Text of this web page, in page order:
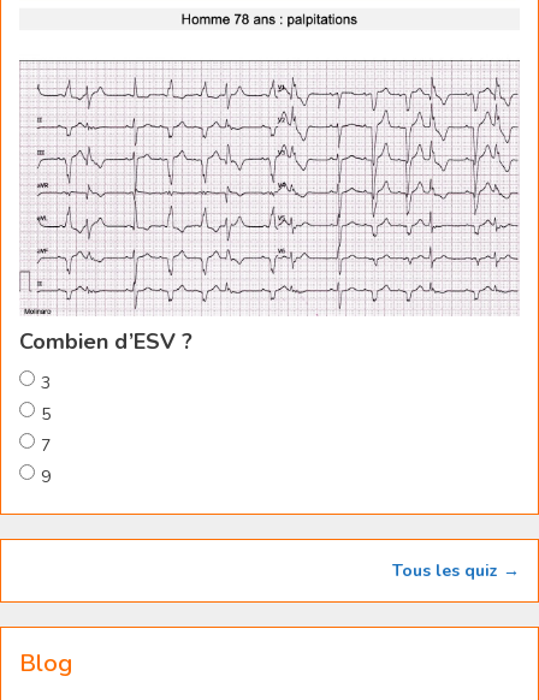
Combien d’ESV ?
3
5
7
9
Tous les quiz →
Blog